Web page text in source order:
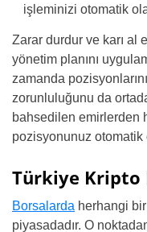
işleminizi otomatik
Zarar durdur ve karı al
yönetim planını
zamanda
zorunluluğunu da
bahsedilen emirlerden
pozisyonunuz otomatik
Türkiye Kripto
Borsalarda herhangi
piyasadadır. O